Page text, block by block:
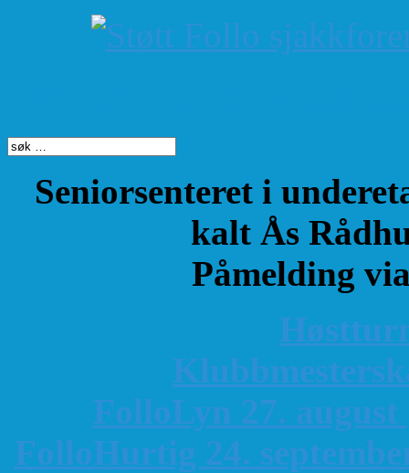
Seniorsenteret i
kalt Ås
Påmelding
K
FolloLyn 27. august
FolloHurtig 24.